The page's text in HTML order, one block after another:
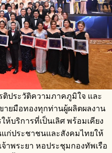
ติประวัติความภาคภูมิใจ และ
ยมือทองทุกท่านผู้ผลิตผลงาน
บริการที่เป็นเลิศ พร้อมเคียง
ก่ประชาชนและสังคมไทยให้
าพระยา หอประชุมกองทัพเรือ